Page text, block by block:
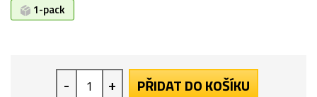
1-pack
- + PŘIDAT DO KOŠÍKU